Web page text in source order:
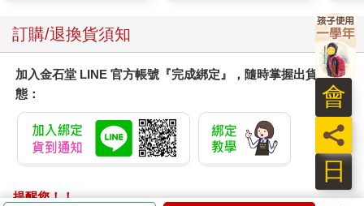
訂購/退換貨須知
加入金石堂 LINE 官方帳號『完成綁定』，隨時掌握出貨動
態：
提醒您！！
日
員
會